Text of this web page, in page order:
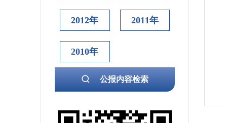
2012年 2011年
2010年
公报内容检索